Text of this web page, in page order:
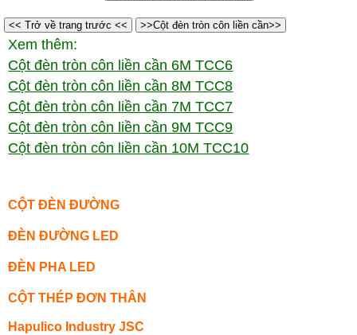
<< Trở về trang trước << >>Cột đèn tròn côn liền cần>>
Xem thêm:
Cột đèn tròn côn liền cần 6M TCC6
Cột đèn tròn côn liền cần 8M TCC8
Cột đèn tròn côn liền cần 7M TCC7
Cột đèn tròn côn liền cần 9M TCC9
Cột đèn tròn côn liền cần 10M TCC10
CỘT ĐÈN ĐƯỜNG
ĐÈN ĐƯỜNG LED
ĐÈN PHA LED
CỘT THÉP ĐƠN THÂN
Hapulico Industry JSC